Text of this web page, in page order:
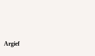
Argief